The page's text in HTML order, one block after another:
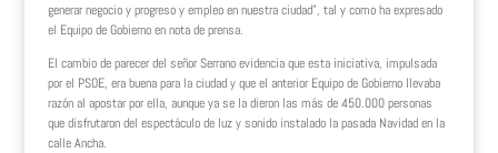
generar negocio y progreso y empleo en nuestra ciudad”, tal y como ha expresado
el Equipo de Gobierno en nota de prensa.
El cambio de parecer del señor Serrano evidencia que esta iniciativa, impulsada
por el PSOE, era buena para la ciudad y que el anterior Equipo de Gobierno llevaba
razón al apostar por ella, aunque ya se la dieron las más de 450.000 personas
que disfrutaron del espectáculo de luz y sonido instalado la pasada Navidad en la
calle Ancha.